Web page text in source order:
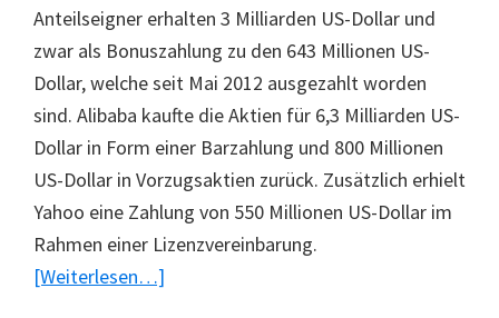
Anteilseigner erhalten 3 Milliarden US-Dollar und
zwar als Bonuszahlung zu den 643 Millionen US-
Dollar, welche seit Mai 2012 ausgezahlt worden
sind. Alibaba kaufte die Aktien für 6,3 Milliarden US-
Dollar in Form einer Barzahlung und 800 Millionen
US-Dollar in Vorzugsaktien zurück. Zusätzlich erhielt
Yahoo eine Zahlung von 550 Millionen US-Dollar im
Rahmen einer Lizenzvereinbarung.
[Weiterlesen…]